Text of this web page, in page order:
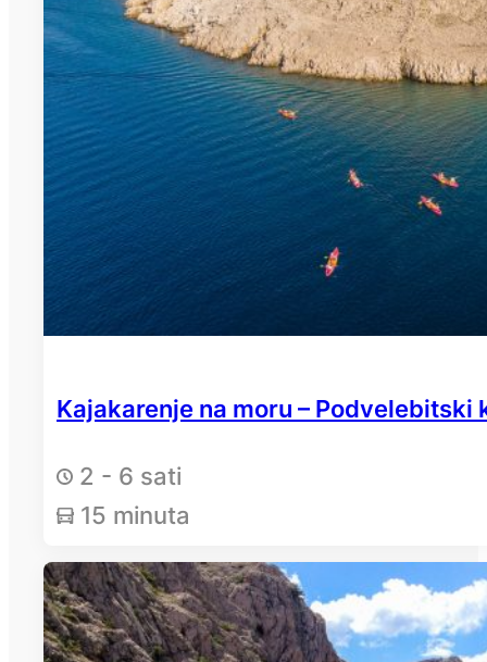
Kajakarenje na moru – Podvelebitski
2 - 6 sati
15 minuta